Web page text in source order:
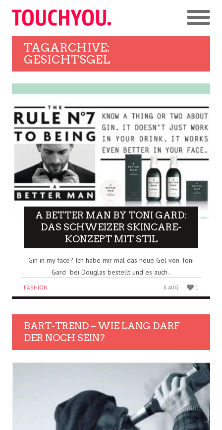
TAGARCHIVE:
GESICHTSGEL
A BETTER MAN BY TONI GARD:
DAS SCHWEIZER SKINCARE-
KONZEPT MIT STIL
Gin in my face? Ich habe mir mal das neue Gel von Toni
Gard bei Douglas bestellt und es auch..
FASHION 8 AUG. 1
BART-TREND – WIE LANG DARF
DER NOCH SEIN?